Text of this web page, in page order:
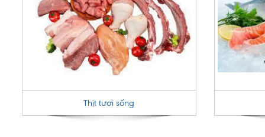
Thịt tươi sống